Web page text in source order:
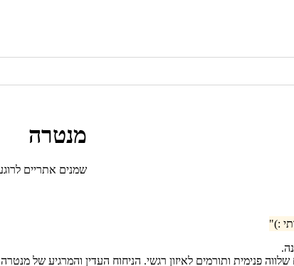
מנטרה
שמנים אתריים
:)"
פנימית ותורמים לאיזון רגשי. הניחוח העדין והמרגיע של